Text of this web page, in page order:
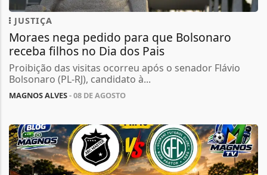
JUSTIÇA
Moraes nega pedido para que Bolsonaro
receba filhos no Dia dos Pais
Proibição das visitas ocorreu após o senador Flávio
Bolsonaro (PL-RJ), candidato à...
MAGNOS ALVES- 08 DE AGOSTO